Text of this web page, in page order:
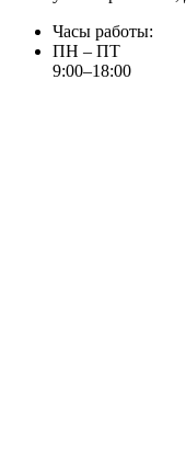
Часы работы:
ПН – ПТ
9:00–18:00